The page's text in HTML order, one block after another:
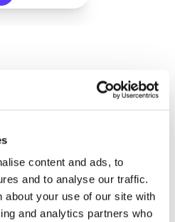
content and ads, to
and to analyse our traffic.
about your use of our site with
and analytics partners who